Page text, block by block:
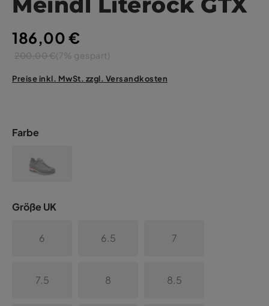
186,00 €
200,00 €(7% gespart)
Preise inkl. MwSt. zzgl. Versandkosten
Farbe
Größe UK
6 6.5 7
7.5 8 8.5